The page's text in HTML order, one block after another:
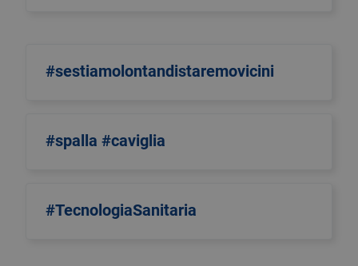
#sestiamolontandistaremovicini
#spalla #caviglia
#TecnologiaSanitaria